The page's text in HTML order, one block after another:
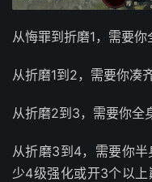
从悔罪到折磨1，需要你
从折磨1到2，需要你凑
从折磨2到3，需要你全
从折磨3到4，需要你
少4级强化或开3个以上